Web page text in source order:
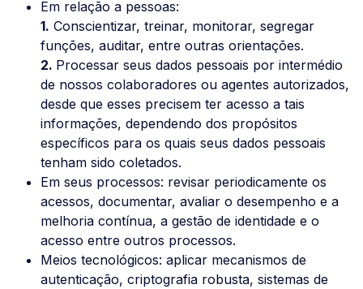
Em relação a pessoas:
1. Conscientizar, treinar, monitorar, segregar
funções, auditar, entre outras orientações.
2. Processar seus dados pessoais por intermédio
de nossos colaboradores ou agentes autorizados,
desde que esses precisem ter acesso a tais
informações, dependendo dos propósitos
específicos para os quais seus dados pessoais
tenham sido coletados.
Em seus processos: revisar periodicamente os
acessos, documentar, avaliar o desempenho e a
melhoria contínua, a gestão de identidade e o
acesso entre outros processos.
Meios tecnológicos: aplicar mecanismos de
autenticação, criptografia robusta, sistemas de